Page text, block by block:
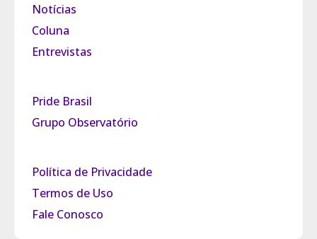
Notícias
Coluna
Entrevistas
Pride Brasil
Grupo Observatório
Política de Privacidade
Termos de Uso
Fale Conosco